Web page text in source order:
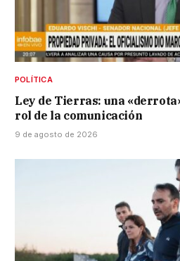
POLÍTICA
Ley de Tierras: una
rol de la comunicación
9 de agosto de 2026